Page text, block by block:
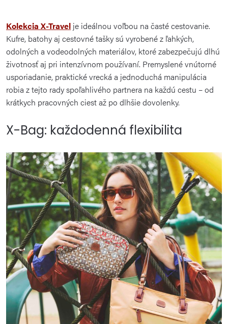
Kolekcia X-Travel je ideálnou voľbou na časté cestovanie.
Kufre, batohy aj cestovné tašky sú vyrobené z ľahkých,
odolných a vodeodolných materiálov, ktoré zabezpečujú dlhú
životnosť aj pri intenzívnom používaní. Premyslené vnútorné
usporiadanie, praktické vrecká a jednoduchá manipulácia
robia z tejto rady spoľahlivého partnera na každú cestu – od
krátkych pracovných ciest až po dlhšie dovolenky.
X-Bag: každodenná flexibilita